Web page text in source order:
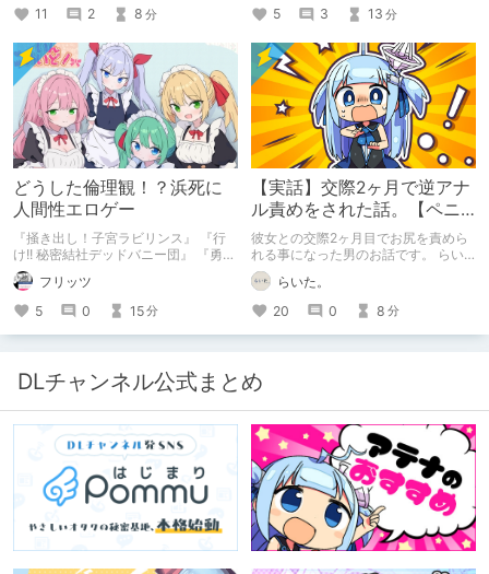
11
2 8 分
5
3 13 分
どうした倫理観！？浜死に
人間性エロゲー
『掻き出し！子宮ラビリンス』 『行
け!! 秘密結社デッドバニー団』 『勇者
ミアとツンツン猫サキュバス ~それで
も勇者はコロせない!~』 『めいどいん
めいど！』 本記事はねくすとテーマ
「人に薦めづらいけど好きな作
品」”ではない”です。 好きだったら人
フリッツ
5
0 15分
【実話】交際2ヶ月で逆アナ
ル責めをされた話。【ペニ
バン】
彼女との交際2ヶ月目でお尻を責めら
れる事になった男のお話です。 らい
た。のエチエチ体験談#2【逆アナ
ル】 らいた。
20
0 8 分
DLチャンネル公式まとめ